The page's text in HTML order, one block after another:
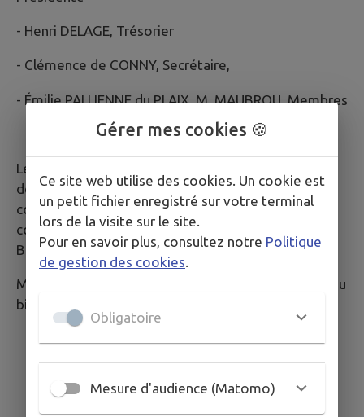
- Henri DELAGE, Trésorier
- Clémence de CONNY, Secrétaire,
- Émilie PALLIENNE du PLAIX, M. MAUBROU, Membres
Les familles qui souhaitent bénéficier des services
de la Maison des Belettes sont invitées à se faire
connaître dès que le futur évènement est connu en
contactant la Maison des
Belettes :Tél06.86.90.85.30
Mme Lamoureux, directrice, pour un rendez-vous, ou
bien
Gérer mes cookies 🍪
Ce site web utilise des cookies. Un cookie est
un petit fichier enregistré sur votre terminal
lors de la visite sur le site.
Pour en savoir plus, consultez notre Politique
de gestion des cookies
Obligatoire
Mesure d'audience (Matomo)